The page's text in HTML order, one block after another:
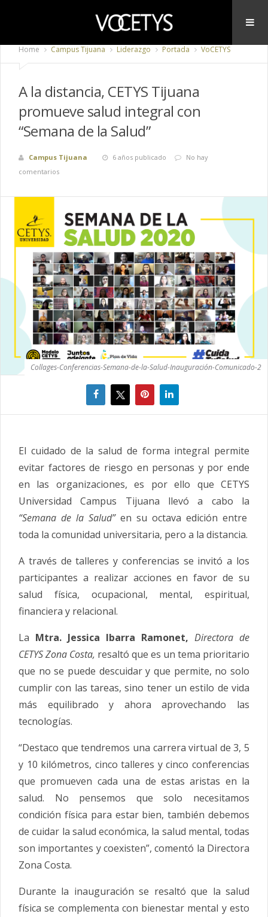
Home Campus Tijuana Liderazgo Portada VoCETYS
A la distancia, CETYS Tijuana
promueve salud integral con
“Semana de la Salud”
Campus Tijuana 6 años publicado
No hay
comentarios
Collages-Conferencias-Semana-de-la-Salud-Inauguración-Comunicado-2
El cuidado de la salud de forma integral permite
evitar factores de riesgo en personas y por ende
en las organizaciones, es por ello que CETYS
Universidad Campus Tijuana llevó a cabo la
“Semana de la Salud”en su octava edición entre
toda la comunidad universitaria, pero a la distancia.
A través de talleres y conferencias se invitó a los
participantes a realizar acciones en favor de su
salud física, ocupacional, mental, espiritual,
financiera y relacional.
La Mtra. Jessica Ibarra Ramonet, Directora de
CETYS Zona Costa, resaltó que es un tema prioritario
que no se puede descuidar y que permite, no solo
cumplir con las tareas, sino tener un estilo de vida
más equilibrado y ahora aprovechando las
tecnologías.
“Destaco que tendremos una carrera virtual de 3, 5
y 10 kilómetros, cinco talleres y cinco conferencias
que promueven cada una de estas aristas en la
salud. No pensemos que solo necesitamos
condición física para estar bien, también debemos
de cuidar la salud económica, la salud mental, todas
son importantes y coexisten”, comentó la Directora
Zona Costa.
Durante la inauguración se resaltó que la salud
física se complementa con bienestar mental y esto